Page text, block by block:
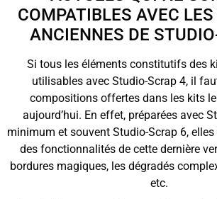
COMPATIBLES AVEC
ANCIENNES DE
Si tous les éléments constitutifs des
utilisables avec Studio-Scrap 4, il
compositions offertes dans les kits
aujourd’hui. En effet, préparées avec
minimum et souvent Studio-Scrap 6,
des fonctionnalités de cette dernière
bordures magiques, les dégradés
etc.